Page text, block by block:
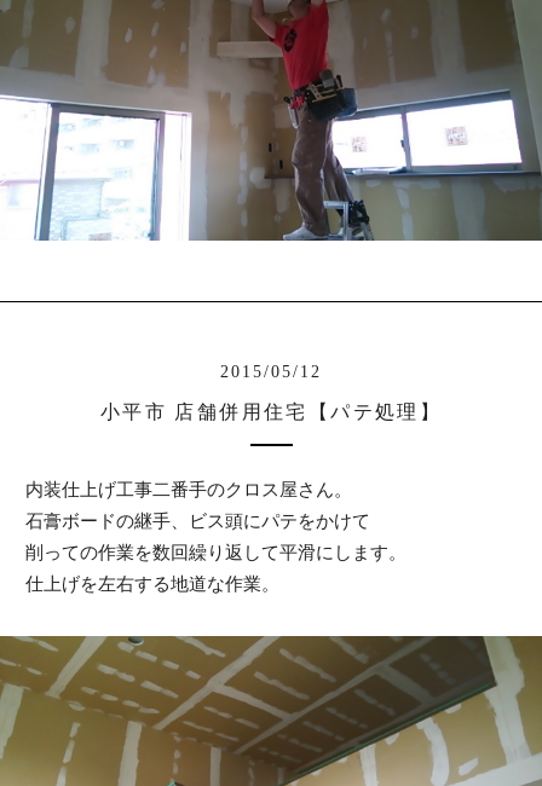
2015/05/12
小平市 店舗併用住宅【パテ処理】
内装仕上げ工事二番手のクロス屋さん。
石膏ボードの継手、ビス頭にパテをかけて
削っての作業を数回繰り返して平滑にします。
仕上げを左右する地道な作業。